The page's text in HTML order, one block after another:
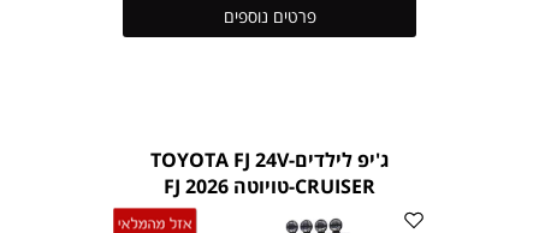
פרטים נוספים
ג'יפ לילדים-TOYOTA FJ 24V
CRUISER-טויוטה FJ 2026